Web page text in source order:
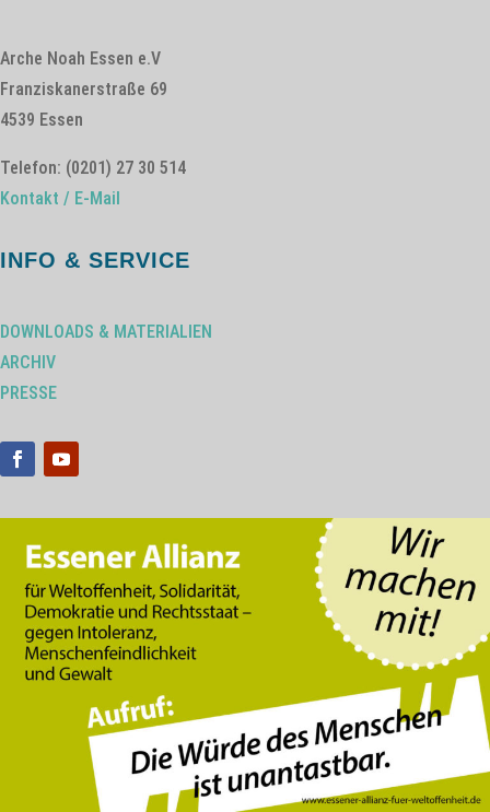
Arche Noah Essen e.V
Franziskanerstraße 69
4539 Essen
Telefon: (0201) 27 30 514
Kontakt / E-Mail
INFO & SERVICE
DOWNLOADS & MATERIALIEN
ARCHIV
PRESSE